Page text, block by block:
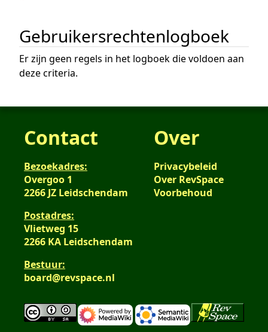
Gebruikersrechtenlogboek
Er zijn geen regels in het logboek die voldoen aan
deze criteria.
Contact
Bezoekadres:
Overgoo 1
2266 JZ Leidschendam
Postadres:
Vlietweg 15
2266 KA Leidschendam
Bestuur:
board@revspace.nl
Over
Privacybeleid
Over RevSpace
Voorbehoud